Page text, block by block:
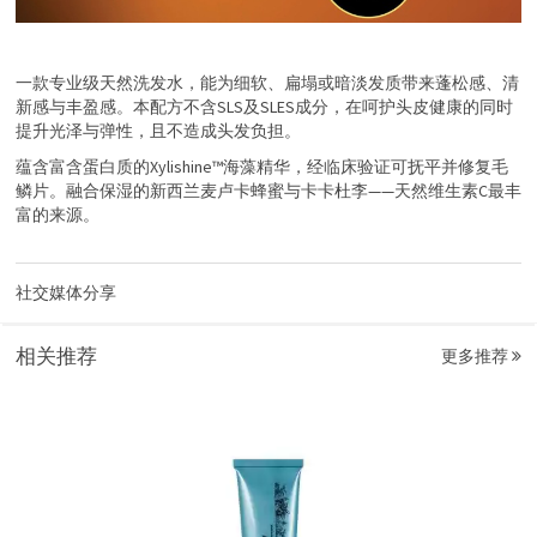
一款专业级天然洗发水，能为细软、扁塌或暗淡发质带来蓬松感、清
新感与丰盈感。本配方不含SLS及SLES成分，在呵护头皮健康的同时
提升光泽与弹性，且不造成头发负担。
蕴含富含蛋白质的Xylishine™海藻精华，经临床验证可抚平并修复毛
鳞片。融合保湿的新西兰麦卢卡蜂蜜与卡卡杜李——天然维生素C最丰
富的来源。
社交媒体分享
相关推荐 更多推荐